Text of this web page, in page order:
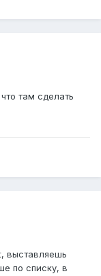
там сделать
выставляешь
по списку, в